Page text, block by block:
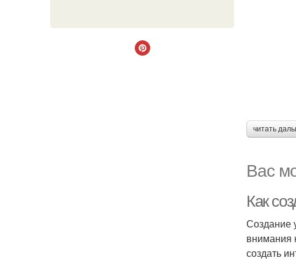
читать
Вас
Как
Создание
внимания
создать